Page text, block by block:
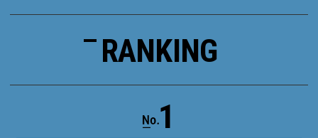
RANKING
1